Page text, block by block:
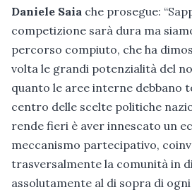
Daniele Saia che prosegue:
competizione sarà dura ma
percorso compiuto, che ha
volta le grandi potenzialità del
quanto le aree interne debbano
centro delle scelte politiche
rende fieri è aver innescato un
meccanismo partecipativo,
trasversalmente la comunità in
assolutamente al di sopra di